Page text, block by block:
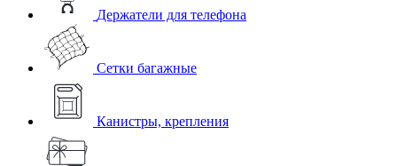
Держатели для телефона
Сетки багажные
Канистры, крепления